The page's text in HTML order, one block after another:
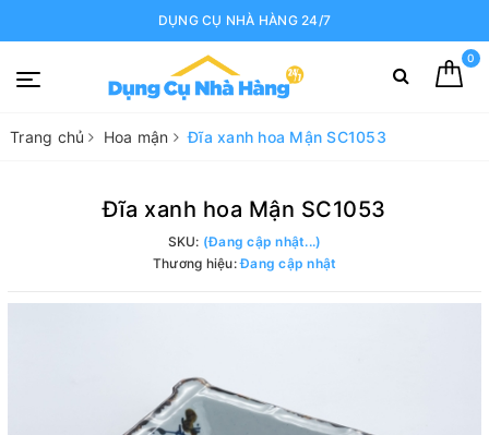
DỤNG CỤ NHÀ HÀNG 24/7
0
Trang chủ Hoa mận Đĩa xanh hoa Mận SC1053
Đĩa xanh hoa Mận SC1053
SKU: (Đang cập nhật...)
Thương hiệu:Đang cập nhật